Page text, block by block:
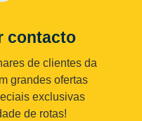
contacto
de clientes da
grandes ofertas
exclusivas
de rotas!